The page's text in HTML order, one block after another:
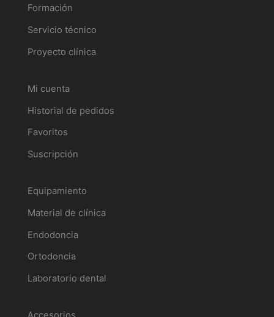
Formación
Servicio técnico
Proyecto clínica
Mi cuenta
Historial de pedidos
Favoritos
Suscripción
Equipamiento
Material de clínica
Endodoncia
Ortodoncia
Laboratorio dental